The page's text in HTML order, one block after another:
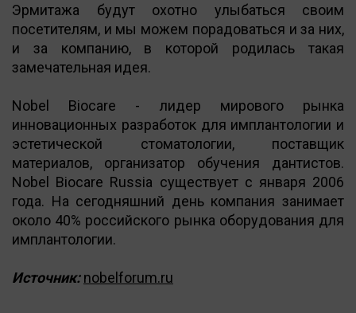
Эрмитажа будут охотно улыбаться своим
посетителям, и мы можем порадоваться и за них,
и за компанию, в которой родилась такая
замечательная идея.
Nobel Biocare - лидер мирового рынка
инновационных разработок для имплантологии и
эстетической стоматологии, поставщик
материалов, организатор обучения дантистов.
Nobel Biocare Russia существует с января 2006
года. На сегодняшний день компания занимает
около 40% российского рынка оборудования для
имплантологии.
Источник: nobelforum.ru